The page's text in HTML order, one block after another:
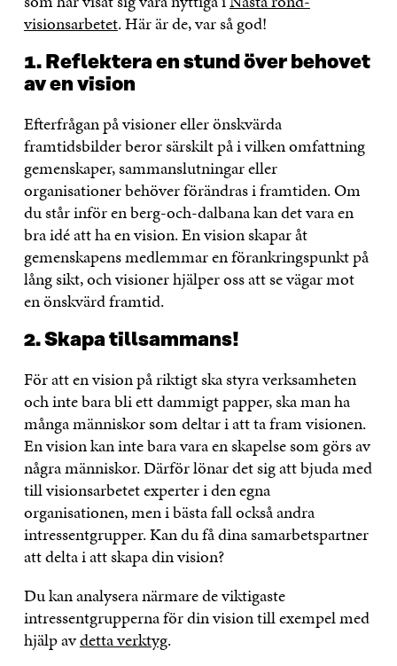
visionsarbetet. Här är de, var så god!
1. Reflektera en stund över behovet
av en vision
Efterfrågan på visioner eller önskvärda
framtidsbilder beror särskilt på i vilken omfattning
gemenskaper, sammanslutningar eller
organisationer behöver förändras i framtiden. Om
du står inför en berg-och-dalbana kan det vara en
bra idé att ha en vision. En vision skapar åt
gemenskapens medlemmar en förankringspunkt på
lång sikt, och visioner hjälper oss att se vägar mot
en önskvärd framtid.
2. Skapa tillsammans!
För att en vision på riktigt ska styra verksamheten
och inte bara bli ett dammigt papper, ska man ha
många människor som deltar i att ta fram visionen.
En vision kan inte bara vara en skapelse som görs av
några människor. Därför lönar det sig att bjuda med
till visionsarbetet experter i den egna
organisationen, men i bästa fall också andra
intressentgrupper. Kan du få dina samarbetspartner
att delta i att skapa din vision?
Du kan analysera närmare de viktigaste
intressentgrupperna för din vision till exempel med
hjälp avdetta verktyg.